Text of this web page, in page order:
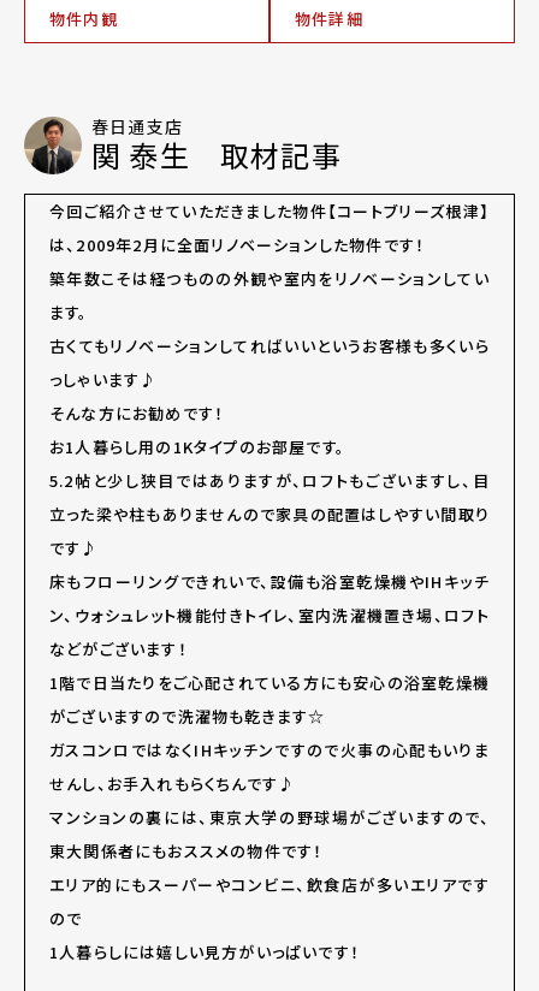
物件内観 物件詳細
春日通支店
関 泰生 取材記事
今回ご紹介させていただきました物件【コートブリーズ根津】
は、2009年2月に全面リノベーションした物件です！
築年数こそは経つものの外観や室内をリノベーションしてい
ます。
古くてもリノベーションしてればいいというお客様も多くいら
っしゃいます♪
そんな方にお勧めです！
お1人暮らし用の1Kタイプのお部屋です。
5.2帖と少し狭目ではありますが、ロフトもございますし、目
立った梁や柱もありませんので家具の配置はしやすい間取り
です♪
床もフローリングできれいで、設備も浴室乾燥機やIHキッチ
ン、ウォシュレット機能付きトイレ、室内洗濯機置き場、ロフト
などがございます！
1階で日当たりをご心配されている方にも安心の浴室乾燥機
がございますので洗濯物も乾きます☆
ガスコンロではなくIHキッチンですので火事の心配もいりま
せんし、お手入れもらくちんです♪
マンションの裏には、東京大学の野球場がございますので、
東大関係者にもおススメの物件です！
エリア的にもスーパーやコンビニ、飲食店が多いエリアです
ので
1人暮らしには嬉しい見方がいっぱいです！